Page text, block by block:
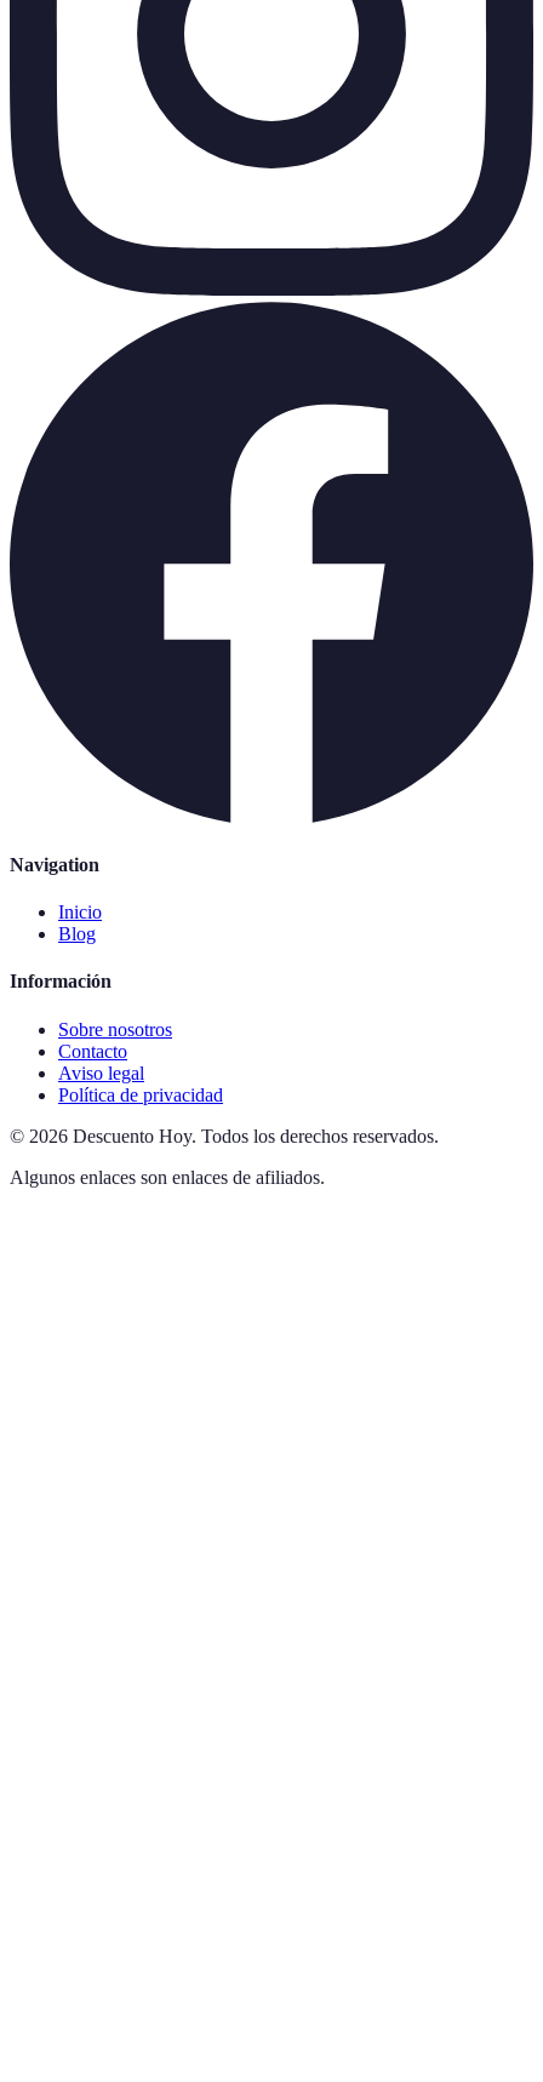
Navigation
Inicio
Blog
Información
Sobre nosotros
Contacto
Aviso legal
Política de privacidad
© 2026 Descuento Hoy. Todos los derechos reservados.
Algunos enlaces son enlaces de afiliados.